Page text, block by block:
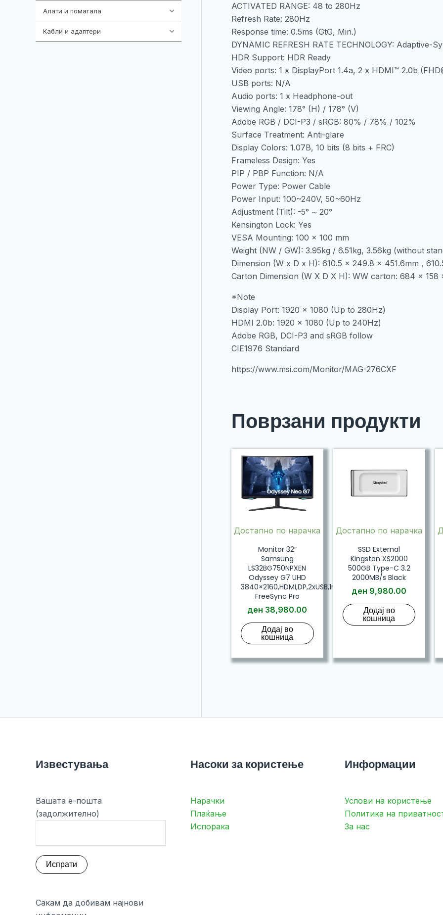
Алати и помагала
Кабли и адаптери
ACTIVATED RANGE: 48 to 280Hz
Refresh Rate: 280Hz
Response time: 0.5ms (GtG, Min.)
DYNAMIC REFRESH RATE TECHNOLOGY: Adaptive-
HDR Support: HDR Ready
Video ports: 1 x DisplayPort 1.4a, 2 x HDMI™ 2.0b
USB ports: N/A
Audio ports: 1 x Headphone-out
Viewing Angle: 178° (H) / 178° (V)
Adobe RGB / DCI-P3 / sRGB: 80% / 78% / 102%
Surface Treatment: Anti-glare
Display Colors: 1.07B, 10 bits (8 bits + FRC)
Frameless Design: Yes
PIP / PBP Function: N/A
Power Type: Power Cable
Power Input: 100~240V, 50~60Hz
Adjustment (Tilt): -5° ~ 20°
Kensington Lock: Yes
VESA Mounting: 100 x 100 mm
Weight (NW / GW): 3.95kg / 6.51kg, 3.56kg (without
Dimension (W x D x H): 610.5 x 249.8 x 451.6mm ,
Carton Dimension (W X D X H): WW carton: 684 x
*Note
Display Port: 1920 x 1080 (Up to 280Hz)
HDMI 2.0b: 1920 x 1080 (Up to 240Hz)
Adobe RGB, DCI-P3 and sRGB follow
CIE1976 Standard
https://www.msi.com/Monitor/MAG-276CXF
Поврзани продукти
Достапно по нарачка
Monitor 32″
Samsung
LS32BG750NPXEN
Odyssey G7 UHD
3840×2160,HDMI,DP,2xUSB,1ms,165Hz,AMD
FreeSync Pro
ден 38,980.00
Додај во
кошница
Достапно по нарачка
SSD External
Kingston XS2000
500GB Type-C 3.2
2000MB/s Black
ден 9,980.00
Додај во
кошница
Известувања
Вашата е-пошта
(задолжително)
Сакам да добивам најнови
Насоки за користење
Нарачки
Плаќање
Испорака
Информации
Услови на користење
Политика на
За нас